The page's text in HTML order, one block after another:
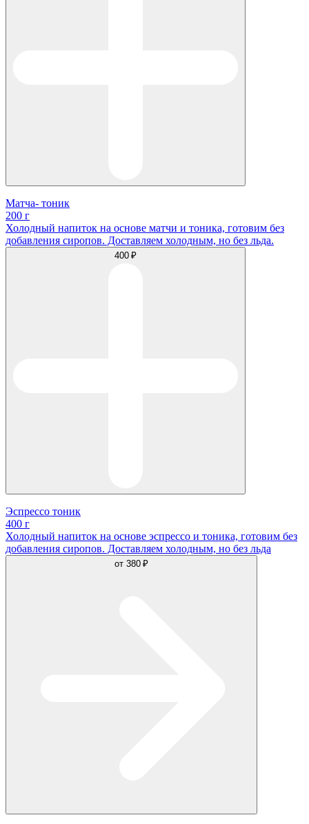
Матча- тоник
200 г
Холодный напиток на основе матчи и тоника, готовим без
добавления сиропов. Доставляем холодным, но без льда.
400 ₽
Эспрессо тоник
400 г
Холодный напиток на основе эспрессо и тоника, готовим без
добавления сиропов. Доставляем холодным, но без льда
от 380 ₽